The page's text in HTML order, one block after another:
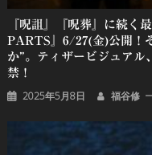
『呪詛』『呪葬』に続く
PARTS』6/27(金)公開！
か”。ティザービジュアル
禁！
2025年5月8日 福谷修